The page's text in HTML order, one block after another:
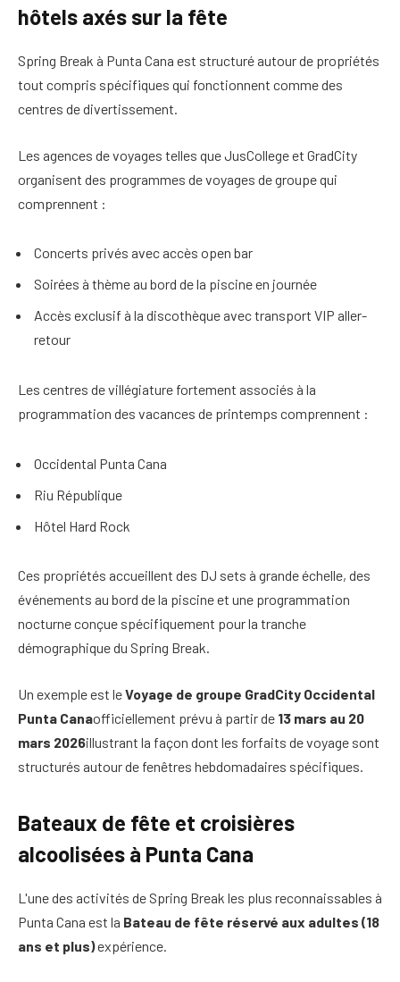
hôtels axés sur la fête
Spring Break à Punta Cana est structuré autour de propriétés
tout compris spécifiques qui fonctionnent comme des
centres de divertissement.
Les agences de voyages telles que JusCollege et GradCity
organisent des programmes de voyages de groupe qui
comprennent :
Concerts privés avec accès open bar
Soirées à thème au bord de la piscine en journée
Accès exclusif à la discothèque avec transport VIP aller-
retour
Les centres de villégiature fortement associés à la
programmation des vacances de printemps comprennent :
Occidental Punta Cana
Riu République
Hôtel Hard Rock
Ces propriétés accueillent des DJ sets à grande échelle, des
événements au bord de la piscine et une programmation
nocturne conçue spécifiquement pour la tranche
démographique du Spring Break.
Un exemple est leVoyage de groupe GradCity Occidental
Punta Canaofficiellement prévu à partir de 13 mars au 20
mars 2026illustrant la façon dont les forfaits de voyage sont
structurés autour de fenêtres hebdomadaires spécifiques.
Bateaux de fête et croisières
alcoolisées à Punta Cana
L'une des activités de Spring Break les plus reconnaissables à
Punta Cana est la Bateau de fête réservé aux adultes (18
ans et plus)expérience.